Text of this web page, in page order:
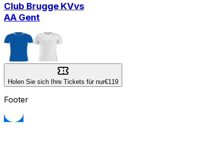
Club Brugge KVvs
AA Gent
Holen Sie sich Ihre Tickets für nur€119
Footer